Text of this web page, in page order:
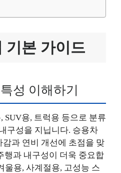
기본 가이드
성 이해하기
SUV용, 트럭용 등으로 분류
구성을 지닙니다. 승용차
과 연비 개선에 초점을 맞
행과 내구성이 더욱 중요합
울용, 사계절용, 고성능 스